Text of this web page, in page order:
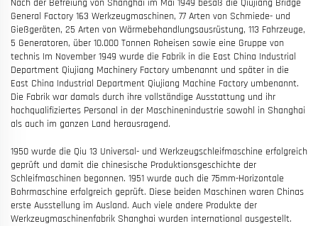
Nach der Befreiung von Shanghai im Mai 1949 besaß die Qiujiang Bridge
General Factory 163 Werkzeugmaschinen, 77 Arten von Schmiede- und
Gießgeräten, 25 Arten von Wärmebehandlungsausrüstung, 113 Fahrzeuge,
5 Generatoren, über 10.000 Tonnen Roheisen sowie eine Gruppe von
technis Im November 1949 wurde die Fabrik in die East China Industrial
Department Qiujiang Machinery Factory umbenannt und später in die
East China Industrial Department Qiujiang Machine Factory umbenannt.
Die Fabrik war damals durch ihre vollständige Ausstattung und ihr
hochqualifiziertes Personal in der Maschinenindustrie sowohl in Shanghai
als auch im ganzen Land herausragend.
1950 wurde die Qiu 13 Universal- und Werkzeugschleifmaschine erfolgreich
geprüft und damit die chinesische Produktionsgeschichte der
Schleifmaschinen begonnen. 1951 wurde auch die 75mm-Horizontale
Bohrmaschine erfolgreich geprüft. Diese beiden Maschinen waren Chinas
erste Ausstellung im Ausland. Auch viele andere Produkte der
Werkzeugmaschinenfabrik Shanghai wurden international ausgestellt.